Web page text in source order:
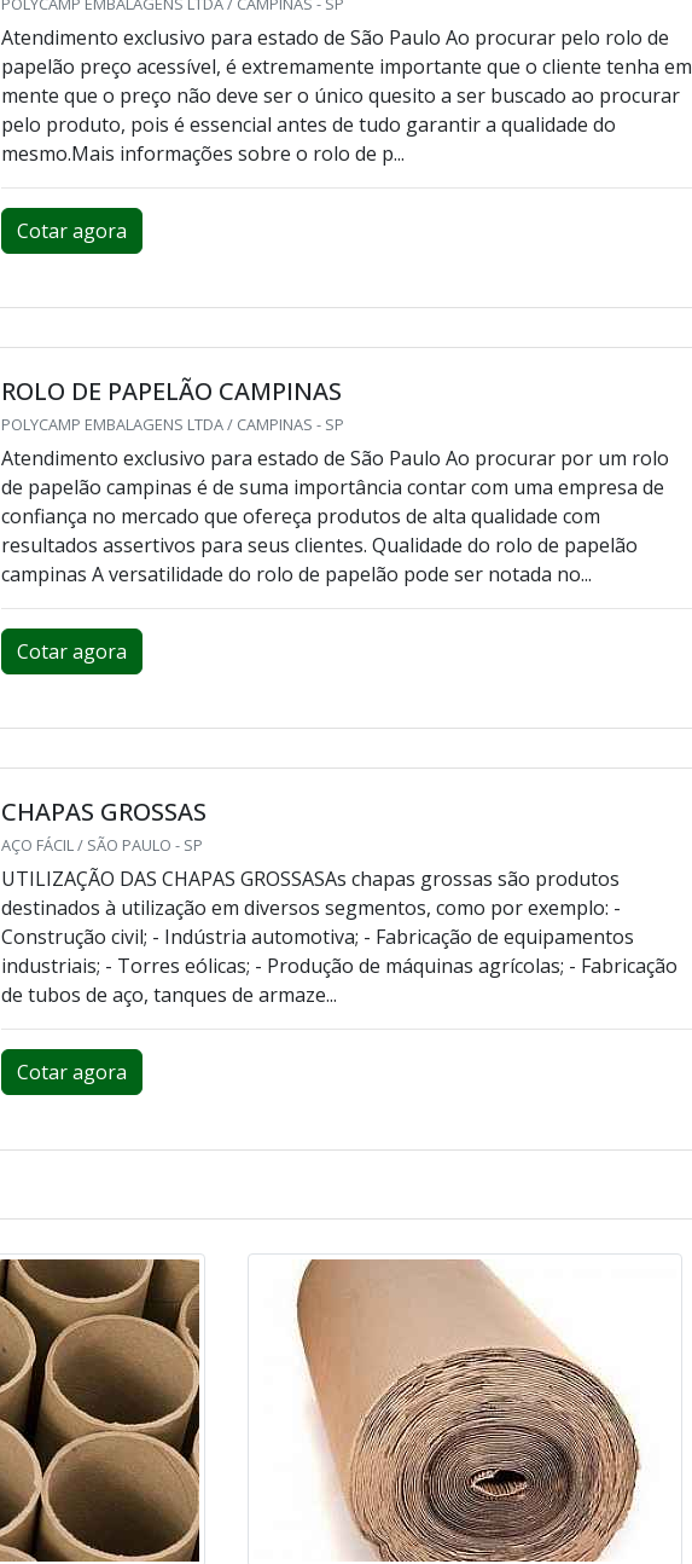
Atendimento exclusivo para estado de São Paulo Ao procurar pelo rolo de
papelão preço acessível, é extremamente importante que o cliente tenha em
mente que o preço não deve ser o único quesito a ser buscado ao procurar
pelo produto, pois é essencial antes de tudo garantir a qualidade do
mesmo.Mais informações sobre o rolo de p...
Cotar agora
ROLO DE PAPELÃO CAMPINAS
POLYCAMP EMBALAGENS LTDA / CAMPINAS - SP
Atendimento exclusivo para estado de São Paulo Ao procurar por um rolo
de papelão campinas é de suma importância contar com uma empresa de
confiança no mercado que ofereça produtos de alta qualidade com
resultados assertivos para seus clientes. Qualidade do rolo de papelão
campinas A versatilidade do rolo de papelão pode ser notada no...
Cotar agora
CHAPAS GROSSAS
AÇO FÁCIL / SÃO PAULO - SP
UTILIZAÇÃO DAS CHAPAS GROSSASAs chapas grossas são produtos
destinados à utilização em diversos segmentos, como por exemplo: -
Construção civil; - Indústria automotiva; - Fabricação de equipamentos
industriais; - Torres eólicas; - Produção de máquinas agrícolas; - Fabricação
de tubos de aço, tanques de armaze...
Cotar agora